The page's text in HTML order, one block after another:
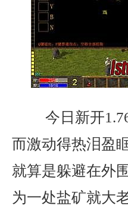
今日新开
而激动得热泪盈
就算是躲避在外
为一处盐矿就大